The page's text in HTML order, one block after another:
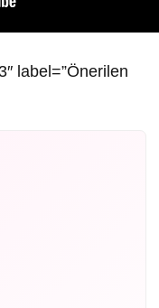
label=”Önerilen